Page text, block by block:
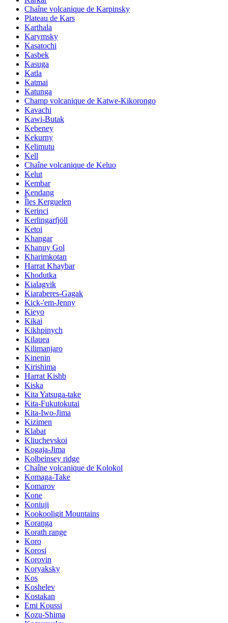
Chaîne volcanique de Karpinsky
Plateau de Kars
Karthala
Karymsky
Kasatochi
Kasbek
Kasuga
Katla
Katmai
Katunga
Champ volcanique de Katwe-Kikorongo
Kavachi
Kawi-Butak
Kebeney
Kekurny
Kelimutu
Kell
Chaîne volcanique de Keluo
Kelut
Kembar
Kendang
Îles Kerguelen
Kerinci
Kerlingarfjöll
Ketoi
Khangar
Khanuy Gol
Kharimkotan
Harrat Khaybar
Khodutka
Kialagvik
Kiaraberes-Gagak
Kick-'em-Jenny
Kieyo
Kikai
Kikhpinych
Kilauea
Kilimanjaro
Kinenin
Kirishima
Harrat Kishb
Kiska
Kita Yatsuga-take
Kita-Fukutokutai
Kita-Iwo-Jima
Kizimen
Klabat
Kliuchevskoi
Kogaja-Jima
Kolbeinsey ridge
Chaîne volcanique de Kolokol
Komaga-Take
Komarov
Kone
Koniuji
Kookooligit Mountains
Koranga
Korath range
Koro
Korosi
Korovin
Koryaksky
Kos
Koshelev
Kostakan
Emi Koussi
Kozu-Shima